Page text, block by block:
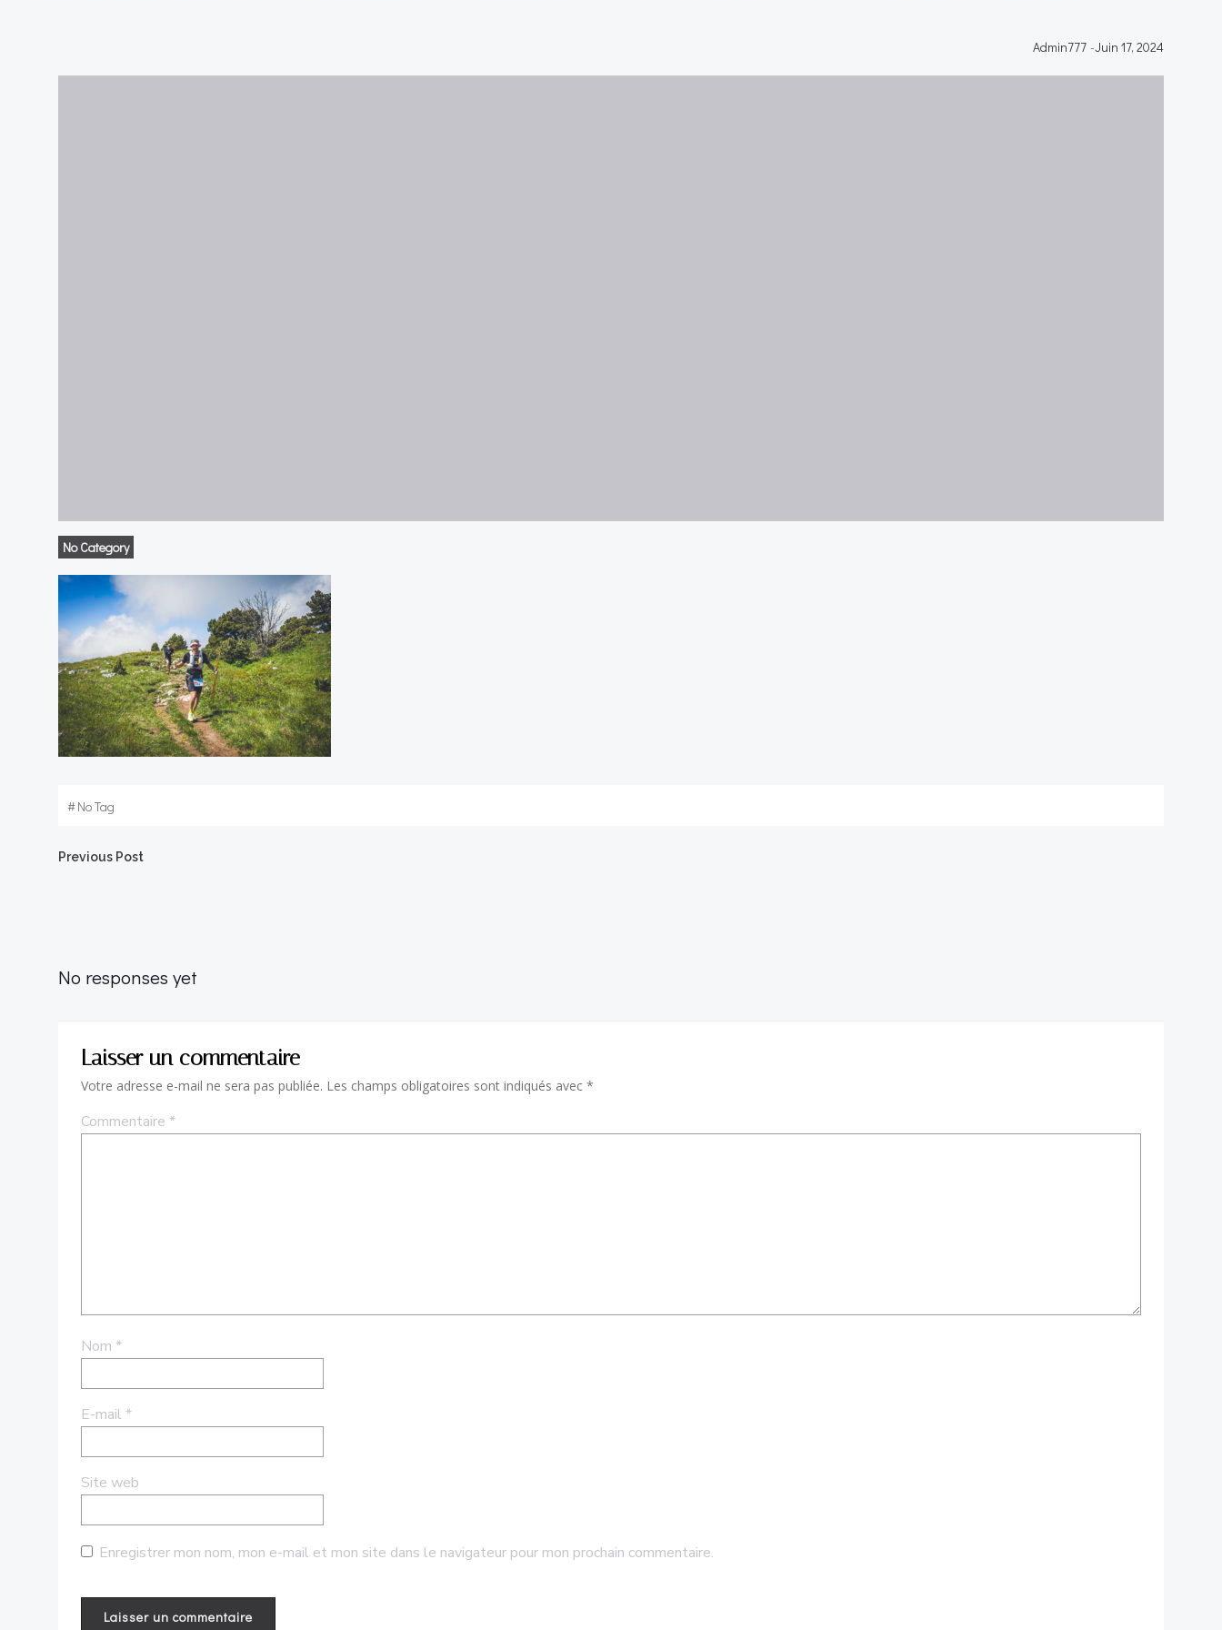
Admin777 -Juin 17, 2024
No Category
#No Tag
Post
Previous Post
No responses yet
Laisser un commentaire
Votre adresse e-mail ne sera pas publiée. Les champs obligatoires sont indiqués avec *
Commentaire *
Nom *
E-mail *
Site web
Enregistrer mon nom, mon e-mail et mon site dans le navigateur pour mon prochain commentaire.